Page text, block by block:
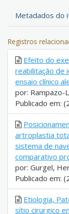
Metadados do
Registros
Efeito do
reabilitação de
ensaio clínico
por: Rampazo-
Publicado em:
artroplastia
sistema de
comparativo
por: Gurgel,
Publicado em:
Etiologia,
sítio cirurgico